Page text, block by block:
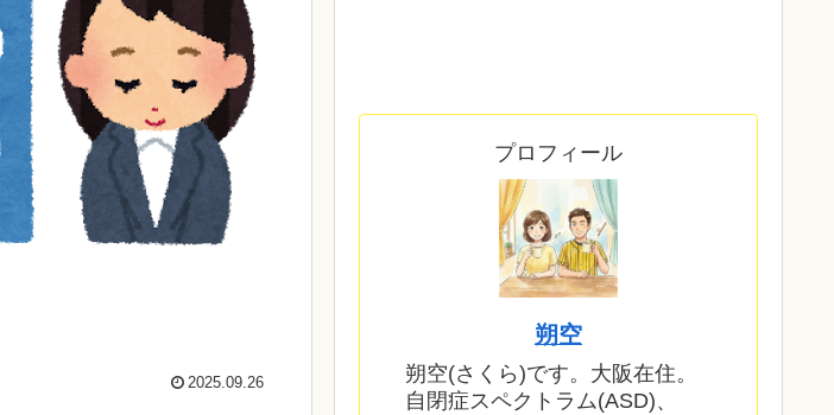
2025.09.26
プロフィール
朔空
朔空(さくら)です。大阪在住。
自閉症スペクトラム(ASD)、